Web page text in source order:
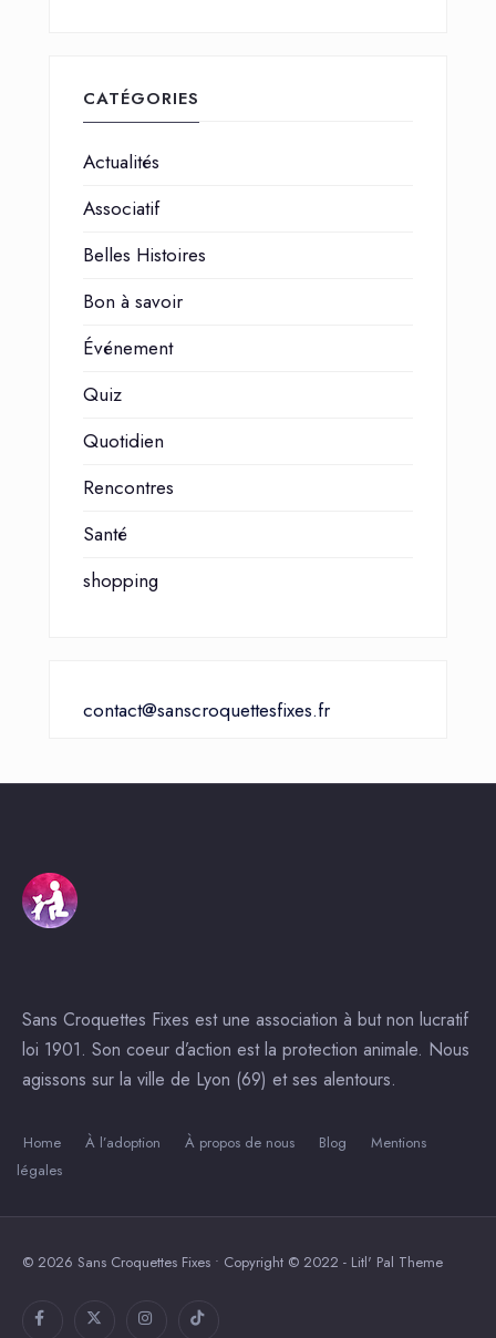
CATÉGORIES
Actualités
Associatif
Belles Histoires
Bon à savoir
Événement
Quiz
Quotidien
Rencontres
Santé
shopping
contact@sanscroquettesfixes.fr
Sans Croquettes Fixes est une association à but non lucratif
loi 1901. Son coeur d’action est la protection animale. Nous
agissons sur la ville de Lyon (69) et ses alentours.
Home À l’adoption À propos de nous Blog
Mentions
légales
© 2026 Sans Croquettes Fixes • Copyright © 2022 - Litl' Pal Theme